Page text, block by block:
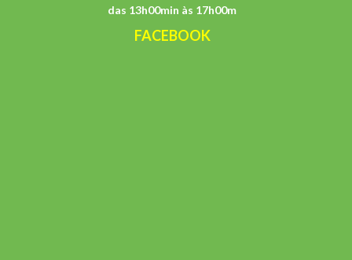
das 13h00min às 17h00m
FACEBOOK